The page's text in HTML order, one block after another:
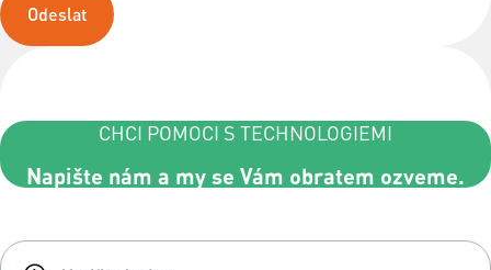
Odeslat
CHCI POMOCI S TECHNOLOGIEMI
Napište nám a my se Vám obratem ozveme.